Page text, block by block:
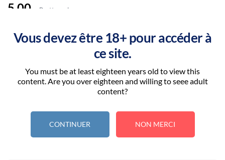
Vous devez être 18+ pour accéder à
ce site.
You must be at least eighteen years old to view this
content. Are you over eighteen and willing to seee adult
content?
CONTINUER NON MERCI
5,00 Bruttopreis
Marke:SAVOUREA
en bouche. Fabriqué en France; Taux PG / VG : 50/50,